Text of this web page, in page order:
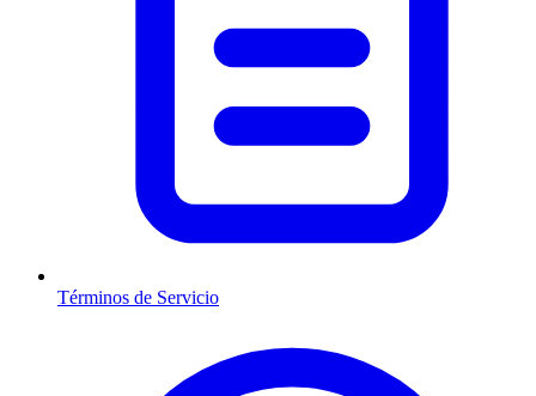
Términos de Servicio